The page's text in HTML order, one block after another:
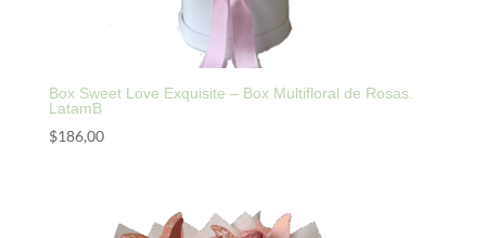
Box Sweet Love Exquisite – Box Multifloral de Rosas.
LatamB
$186,00